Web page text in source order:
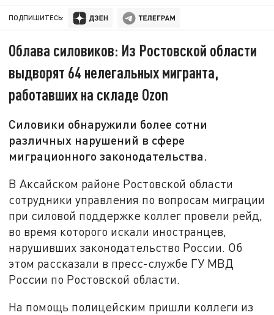
ПОДПИШИТЕСЬ:
Облава силовиков: Из Ростовской области
выдворят 64 нелегальных мигранта,
работавших на складе Ozon
Силовики обнаружили более сотни
различных нарушений в сфере
миграционного законодательства.
В Аксайском районе Ростовской области
сотрудники управления по вопросам миграции
при силовой поддержке коллег провели рейд,
во время которого искали иностранцев,
нарушивших законодательство России. Об
этом рассказали в пресс-службе ГУ МВД
России по Ростовской области.
На помощь полицейским пришли коллеги из